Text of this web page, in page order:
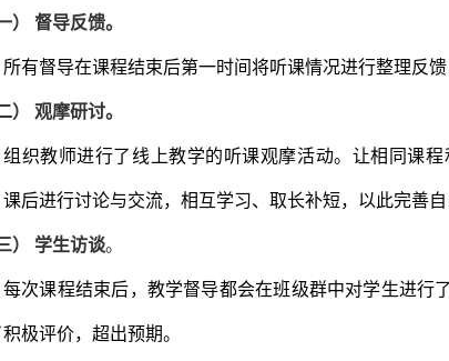
） 督导反馈。
所有督导在课程结束后第一时间将听课情况进行整理反
） 观摩研讨。
组织教师进行了线上教学的听课观摩活动。让相同课
课后进行讨论与交流，相互学习、取长补短，以此完善自
） 学生访谈。
每次课程结束后，教学督导都会在班级群中对学生进行
极评价，超出预期。